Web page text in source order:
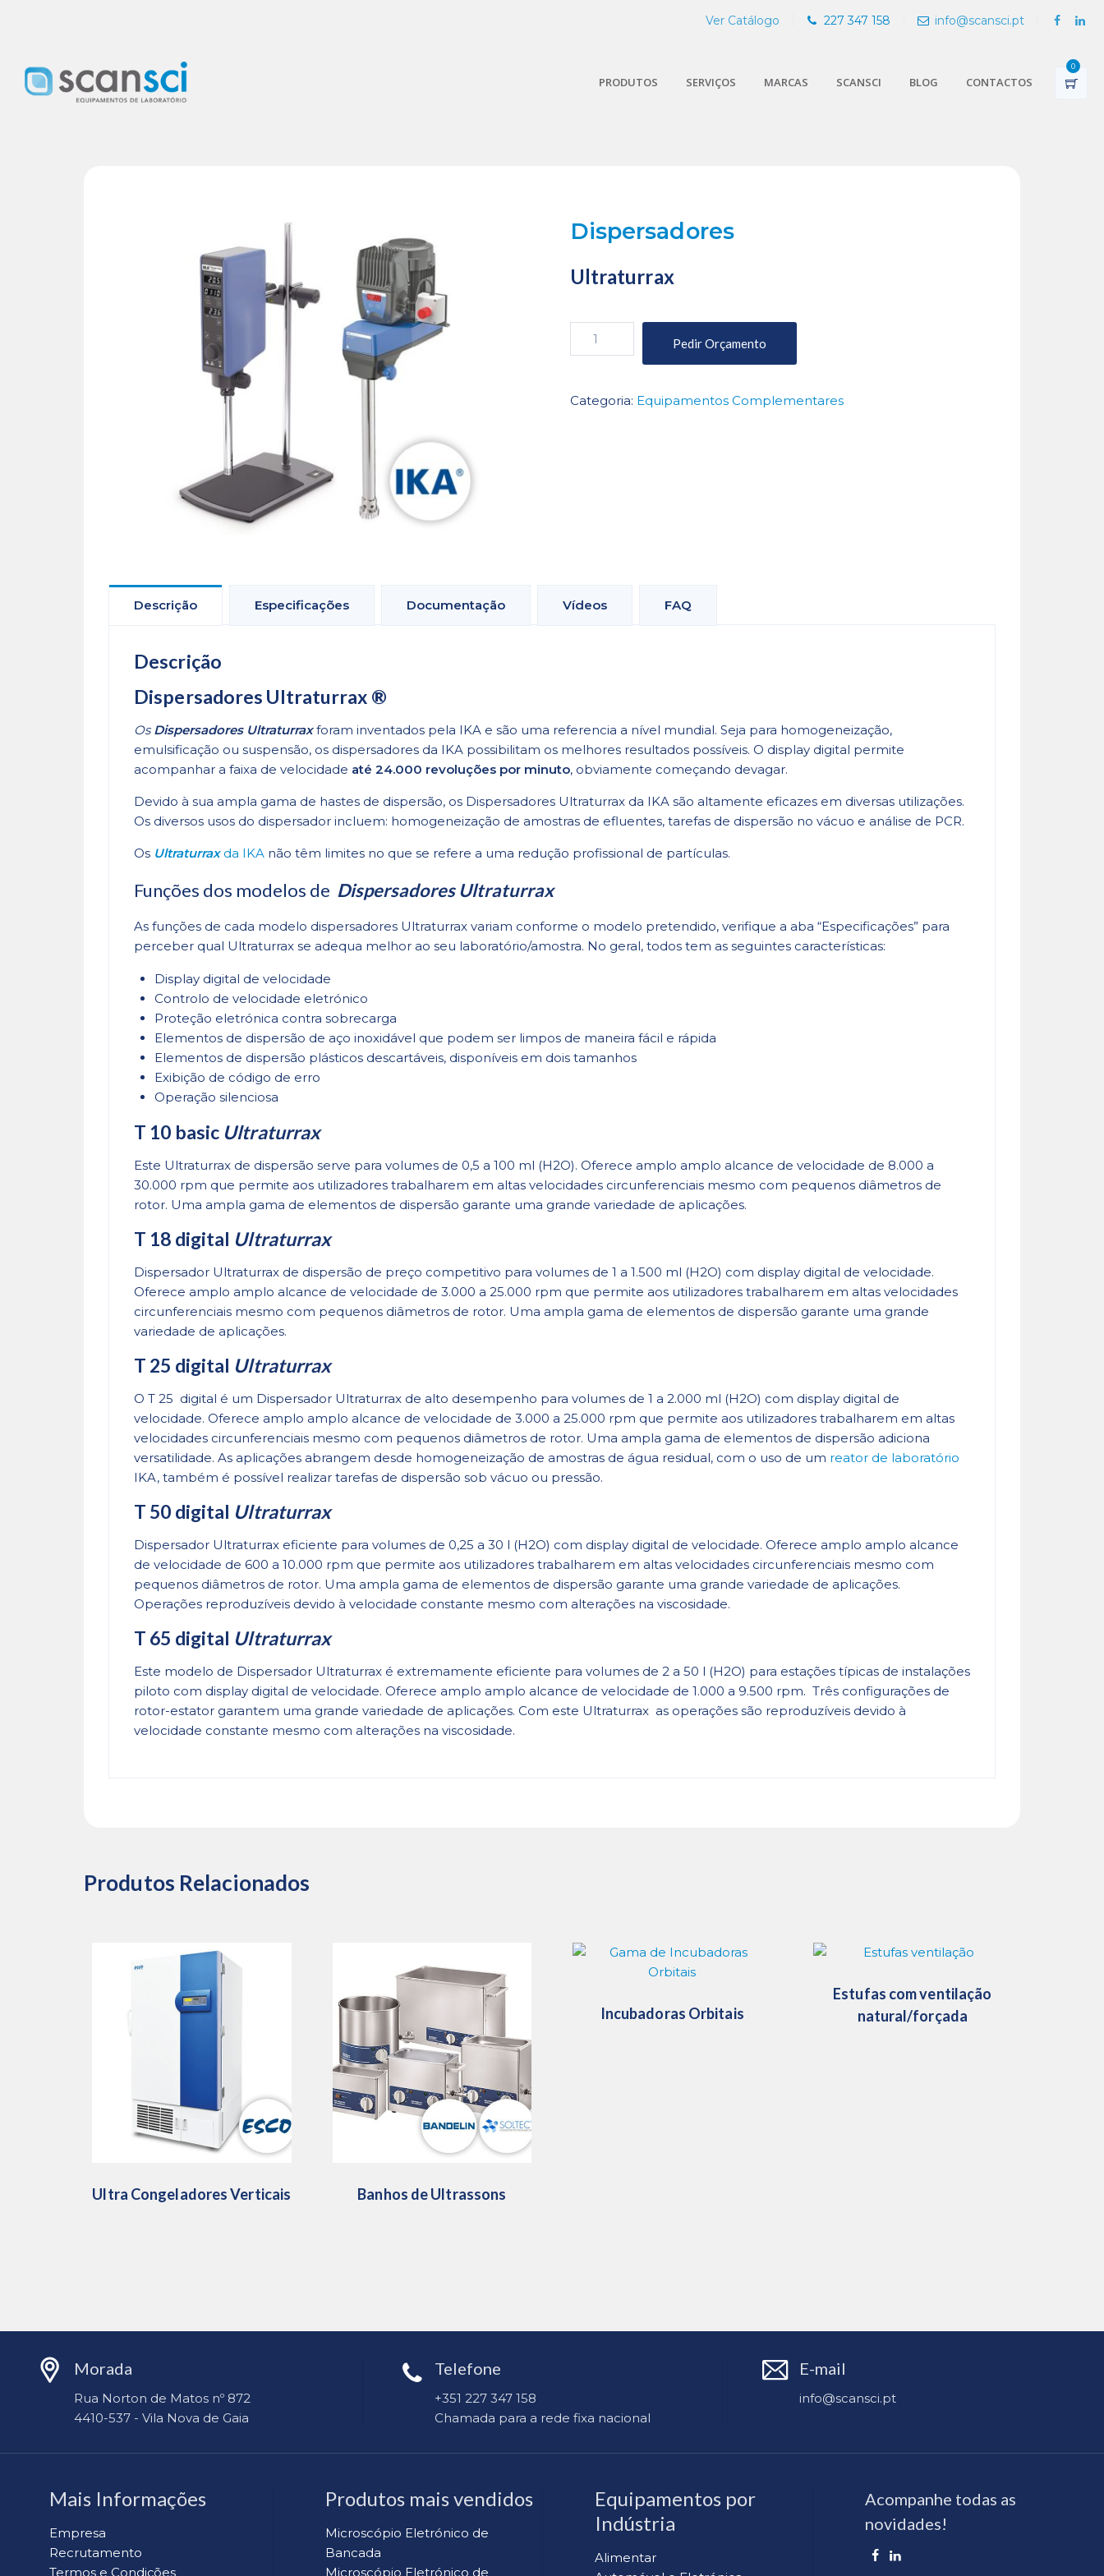
Ver Catálogo 227 347 158 info@scansci.pt
0
PRODUTOS SERVIÇOS MARCAS SCANSCI BLOG CONTACTOS
Dispersadores
Ultraturrax
Quantidade
Dispersadores
Pedir Orçamento
Categoria: Equipamentos Complementares
Descrição Especificações Documentação Vídeos FAQ
Descrição
Dispersadores Ultraturrax ®
OsDispersadores Ultraturraxforam inventados pela IKA e são uma referencia a nível mundial. Seja para homogeneização,
emulsificação ou suspensão, os dispersadores da IKA possibilitam os melhores resultados possíveis. O display digital permite
acompanhar a faixa de velocidade até 24.000 revoluções por minuto, obviamente começando devagar.
Devido à sua ampla gama de hastes de dispersão, os Dispersadores Ultraturrax da IKA são altamente eficazes em diversas utilizações.
Os diversos usos do dispersador incluem: homogeneização de amostras de efluentes, tarefas de dispersão no vácuo e análise de PCR.
Os Ultraturrax da IKA não têm limites no que se refere a uma redução profissional de partículas.
Funções dos modelos de Dispersadores Ultraturrax
As funções de cada modelo dispersadores Ultraturrax variam conforme o modelo pretendido, verifique a aba “Especificações” para
perceber qual Ultraturrax se adequa melhor ao seu laboratório/amostra. No geral, todos tem as seguintes características:
Display digital de velocidade
Controlo de velocidade eletrónico
Proteção eletrónica contra sobrecarga
Elementos de dispersão de aço inoxidável que podem ser limpos de maneira fácil e rápida
Elementos de dispersão plásticos descartáveis, disponíveis em dois tamanhos
Exibição de código de erro
Operação silenciosa
T 10 basic Ultraturrax
Este Ultraturrax de dispersão serve para volumes de 0,5 a 100 ml (H2O). Oferece amplo amplo alcance de velocidade de 8.000 a
30.000 rpm que permite aos utilizadores trabalharem em altas velocidades circunferenciais mesmo com pequenos diâmetros de
rotor. Uma ampla gama de elementos de dispersão garante uma grande variedade de aplicações.
T 18 digital Ultraturrax
Dispersador Ultraturrax de dispersão de preço competitivo para volumes de 1 a 1.500 ml (H2O) com display digital de velocidade.
Oferece amplo amplo alcance de velocidade de 3.000 a 25.000 rpm que permite aos utilizadores trabalharem em altas velocidades
circunferenciais mesmo com pequenos diâmetros de rotor. Uma ampla gama de elementos de dispersão garante uma grande
variedade de aplicações.
T 25 digital Ultraturrax
O T 25 digital é um Dispersador Ultraturrax de alto desempenho para volumes de 1 a 2.000 ml (H2O) com display digital de
velocidade. Oferece amplo amplo alcance de velocidade de 3.000 a 25.000 rpm que permite aos utilizadores trabalharem em altas
velocidades circunferenciais mesmo com pequenos diâmetros de rotor. Uma ampla gama de elementos de dispersão adiciona
versatilidade. As aplicações abrangem desde homogeneização de amostras de água residual, com o uso de um reator de laboratório
IKA, também é possível realizar tarefas de dispersão sob vácuo ou pressão.
T 50 digital Ultraturrax
Dispersador Ultraturrax eficiente para volumes de 0,25 a 30 l (H2O) com display digital de velocidade. Oferece amplo amplo alcance
de velocidade de 600 a 10.000 rpm que permite aos utilizadores trabalharem em altas velocidades circunferenciais mesmo com
pequenos diâmetros de rotor. Uma ampla gama de elementos de dispersão garante uma grande variedade de aplicações.
Operações reproduzíveis devido à velocidade constante mesmo com alterações na viscosidade.
T 65 digital Ultraturrax
Este modelo de Dispersador Ultraturrax é extremamente eficiente para volumes de 2 a 50 l (H2O) para estações típicas de instalações
piloto com display digital de velocidade. Oferece amplo amplo alcance de velocidade de 1.000 a 9.500 rpm. Três configurações de
rotor-estator garantem uma grande variedade de aplicações. Com este Ultraturrax as operações são reproduzíveis devido à
velocidade constante mesmo com alterações na viscosidade.
Produtos Relacionados
Ultra Congeladores Verticais Banhos de Ultrassons
Incubadoras Orbitais
Estufas com ventilação
natural/forçada
Morada
Rua Norton de Matos nº 872
4410-537 - Vila Nova de Gaia
Telefone
+351 227 347 158
Chamada para a rede fixa nacional
E-mail
info@scansci.pt
Mais Informações
Empresa
Recrutamento
Termos e Condições
Produtos mais vendidos
Microscópio Eletrónico de
Bancada
Microscópio Eletrónico de
Equipamentos por
Indústria
Alimentar
Acompanhe todas as
novidades!